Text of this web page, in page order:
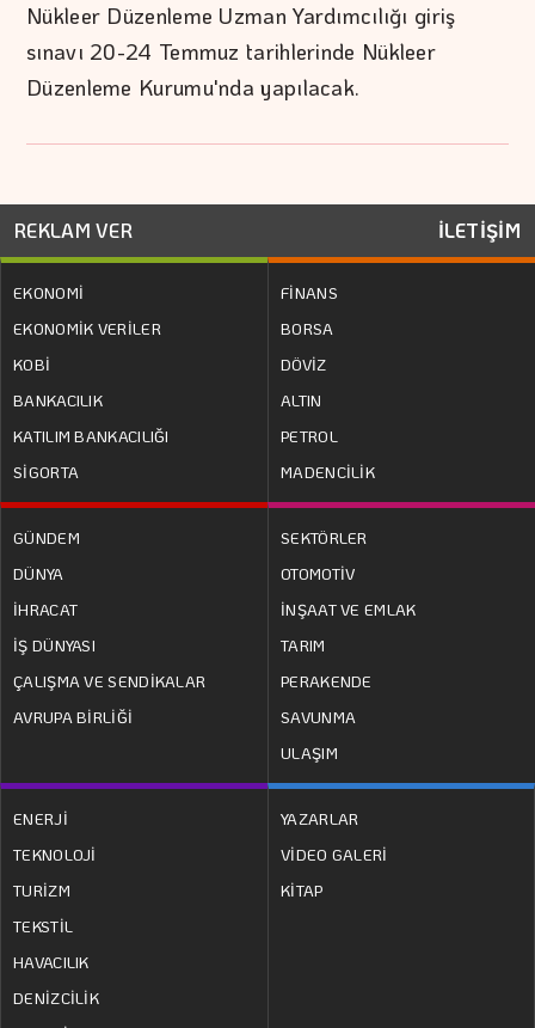
Nükleer Düzenleme Uzman Yardımcılığı giriş
sınavı 20-24 Temmuz tarihlerinde Nükleer
Düzenleme Kurumu'nda yapılacak.
REKLAM VER İLETİŞİM
EKONOMİ
EKONOMİK VERİLER
KOBİ
BANKACILIK
KATILIM BANKACILIĞI
SİGORTA
FİNANS
BORSA
DÖVİZ
ALTIN
PETROL
MADENCİLİK
GÜNDEM
DÜNYA
İHRACAT
İŞ DÜNYASI
ÇALIŞMA VE SENDİKALAR
AVRUPA BİRLİĞİ
SEKTÖRLER
OTOMOTİV
İNŞAAT VE EMLAK
TARIM
PERAKENDE
SAVUNMA
ULAŞIM
ENERJİ
TEKNOLOJİ
TURİZM
TEKSTİL
HAVACILIK
DENİZCİLİK
YAZARLAR
VİDEO GALERİ
KİTAP